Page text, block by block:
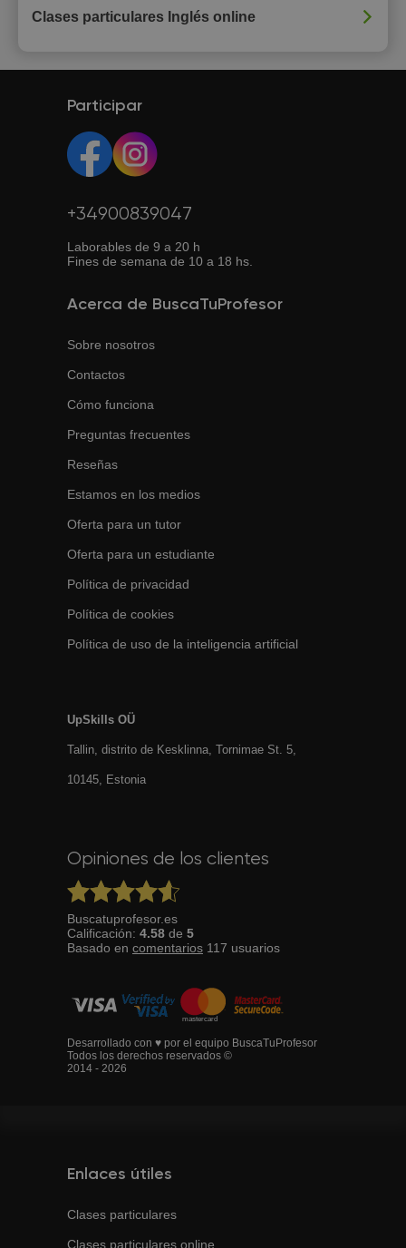
Clases particulares Inglés online
Participar
+34900839047
Laborables de 9 a 20 h
Fines de semana de 10 a 18 hs.
Acerca de BuscaTuProfesor
Sobre nosotros
Contactos
Cómo funciona
Preguntas frecuentes
Reseñas
Estamos en los medios
Oferta para un tutor
Oferta para un estudiante
Política de privacidad
Política de cookies
Política de uso de la inteligencia artificial
UpSkills OÜ
Tallin, distrito de Kesklinna, Tornimаe St. 5,
10145, Estonia
Opiniones de los clientes
Buscatuprofesor.es
Calificación: 4.58 de 5
Basado en comentarios 117 usuarios
Desarrollado con ♥ por el equipo BuscaTuProfesor
Todos los derechos reservados ©
2014 - 2026
Enlaces útiles
Clases particulares
Clases particulares online